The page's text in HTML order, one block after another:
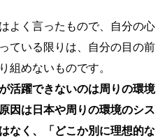
よく言ったもので、自分の心
ている限りは、自分の目の前
組めないものです。
活躍できないのは周りの環境
因は日本や周りの環境のシス
なく、「どこか別に理想的な